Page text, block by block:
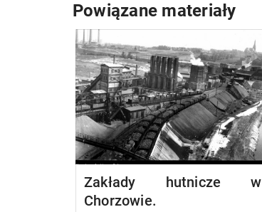
Powiązane materiały
Zakłady hutnicze w
Chorzowie.